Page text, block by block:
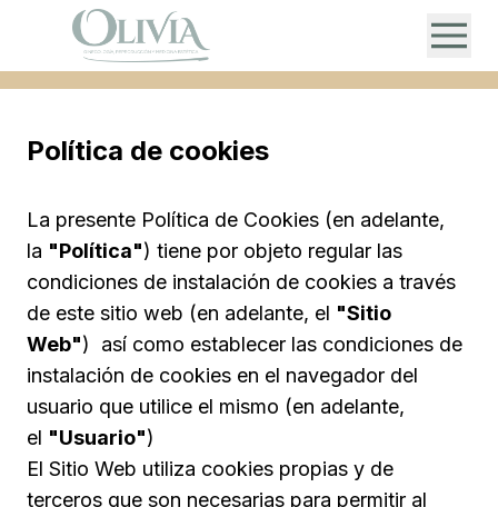
Política de cookies
La presente Política de Cookies (en adelante,
la "Política") tiene por objeto regular las
condiciones de instalación de cookies a través
de este sitio web (en adelante, el "Sitio
Web") así como establecer las condiciones de
instalación de cookies en el navegador del
usuario que utilice el mismo (en adelante,
el "Usuario")
El Sitio Web utiliza cookies propias y de
terceros que son necesarias para permitir al